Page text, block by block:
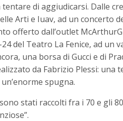
di aggiudicarsi. Dalle
Arti e Iuav, ad un concerto
offerto dall’outlet
del Teatro La Fenice, ad un
una borsa di Gucci e di
da Fabrizio Plessi: una
spugna.
stati raccolti fra i 70 e gli